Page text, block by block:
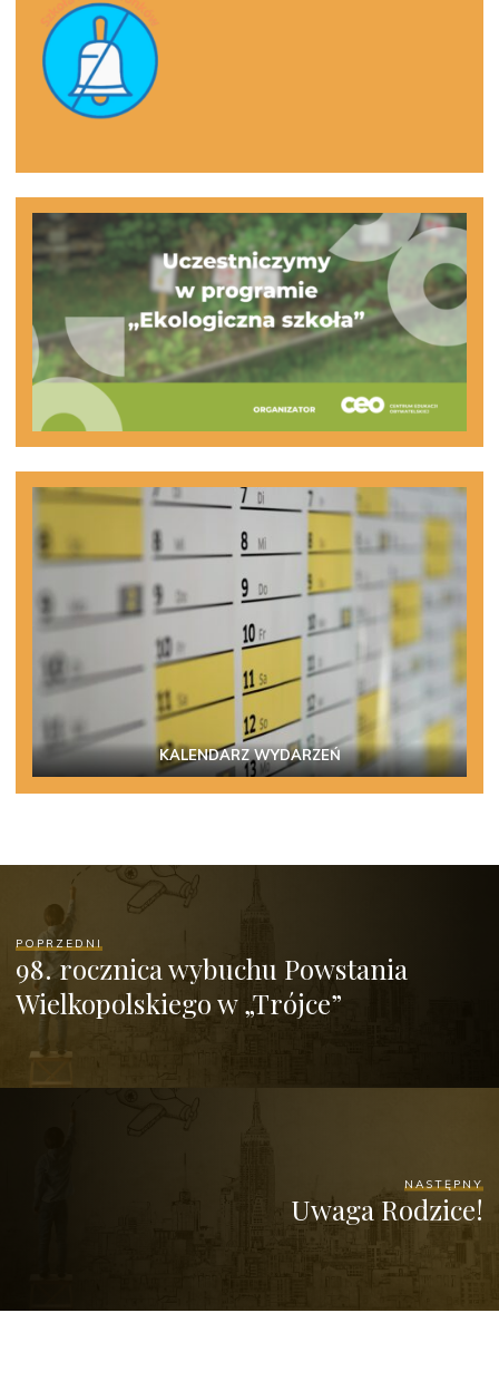
KALENDARZ WYDARZEŃ
POPRZEDNI
98. rocznica wybuchu Powstania
Wielkopolskiego w „Trójce”
NASTĘPNY
Uwaga Rodzice!